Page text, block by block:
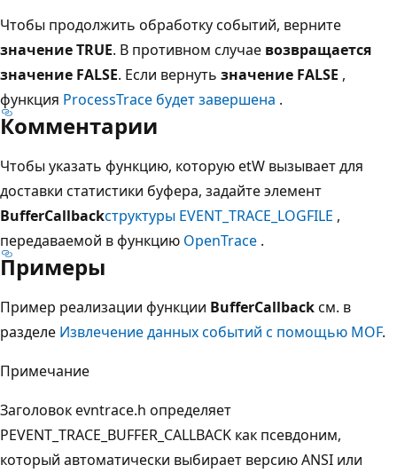
Чтобы продолжить обработку событий, верните
значение TRUE. В противном случае возвращается
значение FALSE. Если вернуть значение FALSE ,
функция ProcessTrace будет завершена .
Комментарии
Чтобы указать функцию, которую etW вызывает для
доставки статистики буфера, задайте элемент
BufferCallbackструктуры EVENT_TRACE_LOGFILE ,
передаваемой в функцию OpenTrace .
Примеры
Пример реализации функции BufferCallbackсм. в
разделе Извлечение данных событий с помощью MOF.
Примечание
Заголовок evntrace.h определяет
PEVENT_TRACE_BUFFER_CALLBACK как псевдоним,
который автоматически выбирает версию ANSI или